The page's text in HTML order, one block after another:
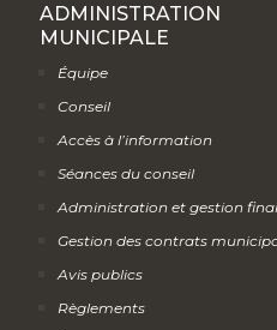
ADMINISTRATION
MUNICIPALE
Équipe
Conseil
Accès à l’information
Séances du conseil
Administration et gestion
Gestion des contrats
Avis publics
Règlements